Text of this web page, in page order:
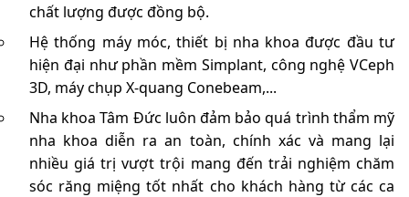
chất lượng được đồng bộ.
Hệ thống máy móc, thiết bị nha khoa được đầu tư
hiện đại như phần mềm Simplant, công nghệ VCeph
3D, máy chụp X-quang Conebeam,...
Nha khoa Tâm Đức luôn đảm bảo quá trình thẩm mỹ
nha khoa diễn ra an toàn, chính xác và mang lại
nhiều giá trị vượt trội mang đến trải nghiệm chăm
sóc răng miệng tốt nhất cho khách hàng từ các ca